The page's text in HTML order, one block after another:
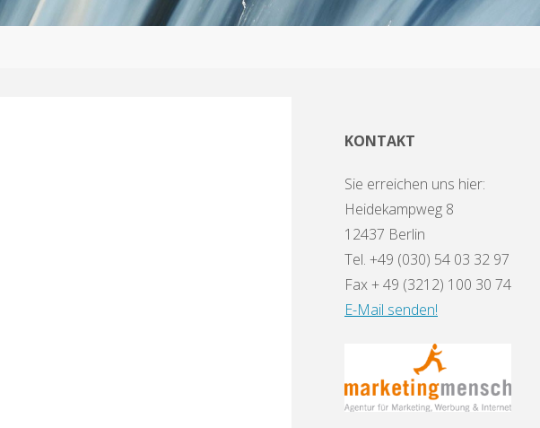
KONTAKT
Sie erreichen uns hier:
Heidekampweg 8
12437 Berlin
Tel. +49 (030) 54 03 32 97
Fax + 49 (3212) 100 30 74
E-Mail senden!